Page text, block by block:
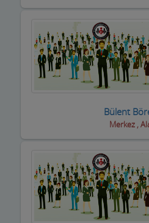
Perde Mefruşat Firmaları
Perde, Korniş Ustaları
Piknik Yerleri
Rent A Car Firmaları
Resim Sanat Galerileri
Resmi Kurumlar
Bülent
Merkez ,